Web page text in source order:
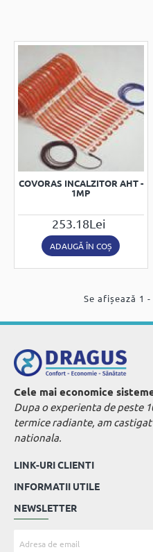
COVORAS INCALZITOR AHT -
1MP
253.18Lei
ADAUGĂ ÎN COȘ
Se afișează 1
Cele mai economice
Dupa o experienta de peste
termice radiante, am
nationala.
LINK-URI CLIENTI
INFORMATII UTILE
NEWSLETTER